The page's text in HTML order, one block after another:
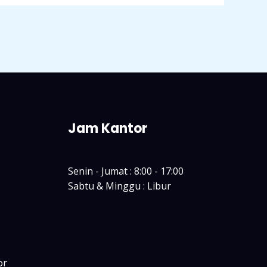
Jam Kantor
Senin - Jumat : 8:00 - 17:00
Sabtu & Minggu : Libur